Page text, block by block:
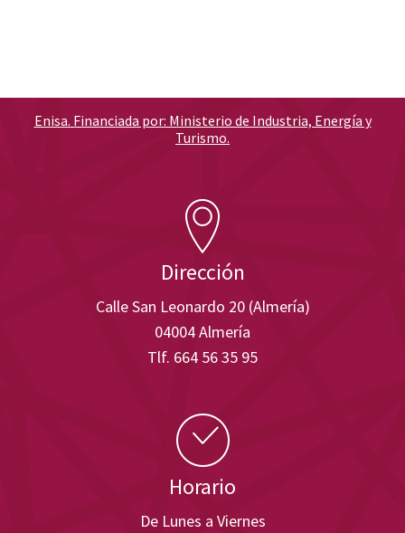
Dirección
Calle San Leonardo 20 (Almería)
04004 Almería
Tlf. 664 56 35 95
Horario
De Lunes a Viernes
Enisa. Financiada por: Ministerio de Industria, Energía y
Turismo.